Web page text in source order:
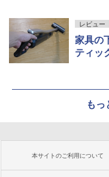
レビュー
家具の
ティッ
もっ
本サイトのご利用について